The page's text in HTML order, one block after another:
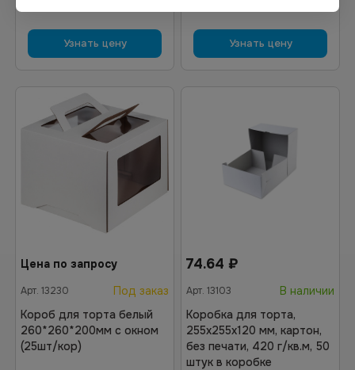
Узнать цену Узнать цену
Цена по запросу
Арт. 13230
Под заказ
Короб для торта белый
260*260*200мм с окном
(25шт/кор)
74.64 ₽
Арт. 13103
В наличии
Коробка для торта,
255х255х120 мм, картон,
без печати, 420 г/кв.м, 50
штук в коробке